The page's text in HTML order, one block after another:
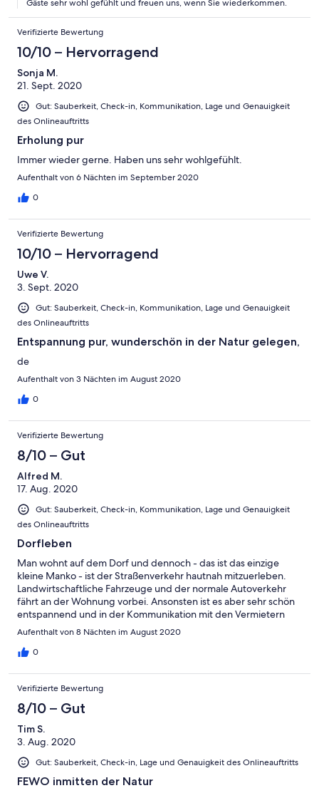
Gäste sehr wohl gefühlt und freuen uns, wenn Sie wiederkommen.
Verifizierte Bewertung
10/10 – Hervorragend
Sonja M.
21. Sept. 2020
Gut: Sauberkeit, Check-in, Kommunikation, Lage und Genauigkeit
des Onlineauftritts
Erholung pur
Immer wieder gerne. Haben uns sehr wohlgefühlt.
Aufenthalt von 6 Nächten im September 2020
0
Verifizierte Bewertung
10/10 – Hervorragend
Uwe V.
3. Sept. 2020
Gut: Sauberkeit, Check-in, Kommunikation, Lage und Genauigkeit
des Onlineauftritts
Entspannung pur, wunderschön in der Natur gelegen,
de
Aufenthalt von 3 Nächten im August 2020
0
Verifizierte Bewertung
8/10 – Gut
Alfred M.
17. Aug. 2020
Gut: Sauberkeit, Check-in, Kommunikation, Lage und Genauigkeit
des Onlineauftritts
Dorfleben
Man wohnt auf dem Dorf und dennoch - das ist das einzige
kleine Manko - ist der Straßenverkehr hautnah mitzuerleben.
Landwirtschaftliche Fahrzeuge und der normale Autoverkehr
fährt an der Wohnung vorbei. Ansonsten ist es aber sehr schön
entspannend und in der Kommunikation mit den Vermietern
sehr nett gewesen.
Aufenthalt von 8 Nächten im August 2020
0
Verifizierte Bewertung
8/10 – Gut
Tim S.
3. Aug. 2020
Gut: Sauberkeit, Check-in, Lage und Genauigkeit des Onlineauftritts
FEWO inmitten der Natur